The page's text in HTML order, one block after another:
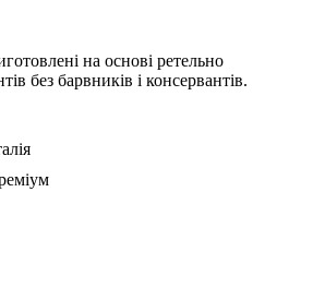
на основі ретельно
без барвників і консервантів.